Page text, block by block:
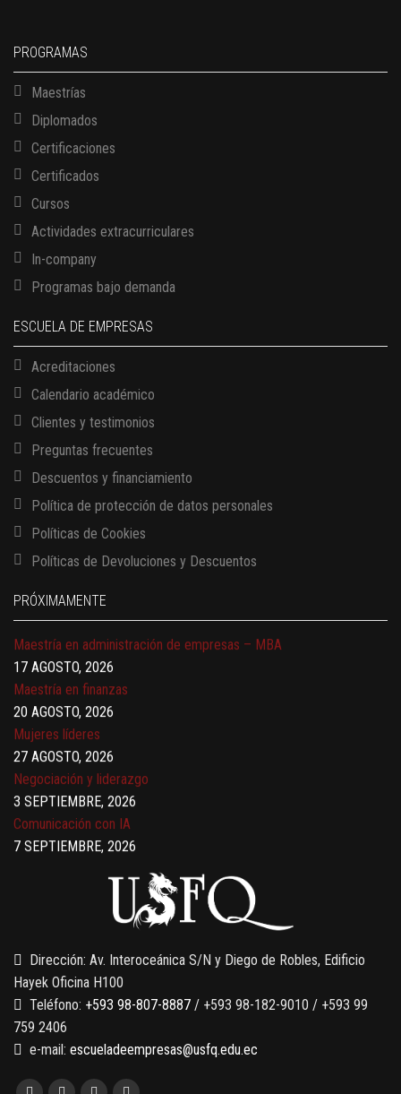
PROGRAMAS
Maestrías
Diplomados
Certificaciones
Certificados
Cursos
Actividades extracurriculares
In-company
Programas bajo demanda
ESCUELA DE EMPRESAS
Acreditaciones
Calendario académico
Clientes y testimonios
Preguntas frecuentes
Descuentos y financiamiento
Política de protección de datos personales
Políticas de Cookies
Políticas de Devoluciones y Descuentos
PRÓXIMAMENTE
13 AGOSTO, 2026
Finanzas para no financieros
17 AGOSTO, 2026
Gerencia de empresas familiares
17 AGOSTO, 2026
Maestría en administración de empresas – MBA
17 AGOSTO, 2026
Maestría en finanzas
20 AGOSTO, 2026
Mujeres líderes
27 AGOSTO, 2026
Negociación y liderazgo
3 SEPTIEMBRE, 2026
Comunicación con IA
7 SEPTIEMBRE, 2026
Gobernanza de datos
Finanzas para no financieros
Dirección: Av. Interoceánica S/N y Diego de Robles, Edificio
Hayek Oficina H100
Teléfono: +593 98-807-8887 / +593 98-182-9010 / +593 99
759 2406
e-mail: escueladeempresas@usfq.edu.ec